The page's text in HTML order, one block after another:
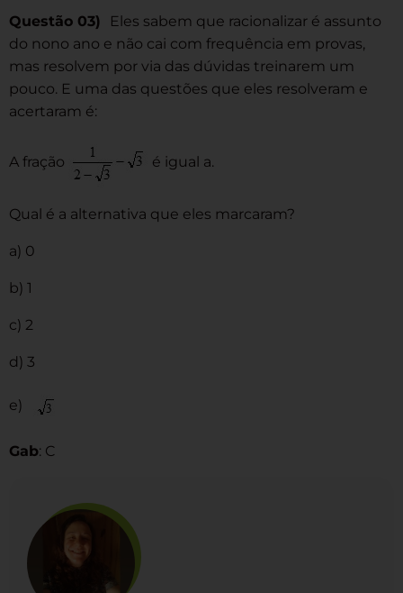
Questão 03)
Eles sabem que racionalizar é assunto
do nono ano e não cai com frequência em provas,
mas resolvem por via das dúvidas treinarem um
pouco. E uma das questões que eles resolveram e
acertaram é:
A fração é igual a.
Qual é a alternativa que eles marcaram?
a) 0
b) 1
c) 2
d) 3
e)
Gab: C